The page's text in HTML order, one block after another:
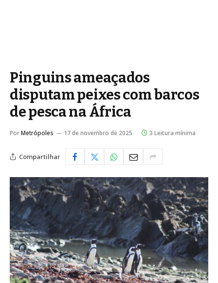
Pinguins ameaçados
disputam peixes com barcos
de pesca na África
PorMetrópoles 17 de novembro de 2025 3 Leitura mínima
Compartilhar